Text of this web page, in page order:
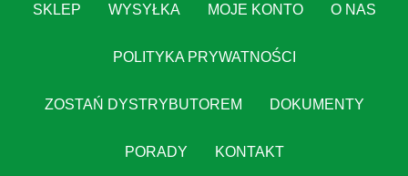
SKLEP WYSYŁKA MOJE KONTO O NAS
POLITYKA PRYWATNOŚCI
ZOSTAŃ DYSTRYBUTOREM DOKUMENTY
PORADY KONTAKT